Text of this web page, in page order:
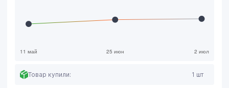
Товар купили: 1 шт